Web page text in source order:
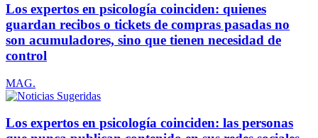
Los expertos en psicología coinciden: quienes
guardan recibos o tickets de compras pasadas no
son acumuladores, sino que tienen necesidad de
control
MAG.
Los expertos en psicología coinciden: las personas